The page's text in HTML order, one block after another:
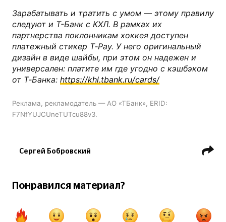
Зарабатывать и тратить с умом — этому правилу
следуют и Т-Банк с КХЛ. В рамках их
партнерства поклонникам хоккея доступен
платежный стикер T‑Pay. У него оригинальный
дизайн в виде шайбы, при этом он надежен и
универсален: платите им где угодно с кэшбэком
от Т‑Банка: https://khl.tbank.ru/cards/
Реклама, рекламодатель — АО «ТБанк», ERID:
F7NfYUJCUneTUTcu88v3.
Сергей Бобровский
Брэд Маршан Хоккей и деньги
Понравился материал?